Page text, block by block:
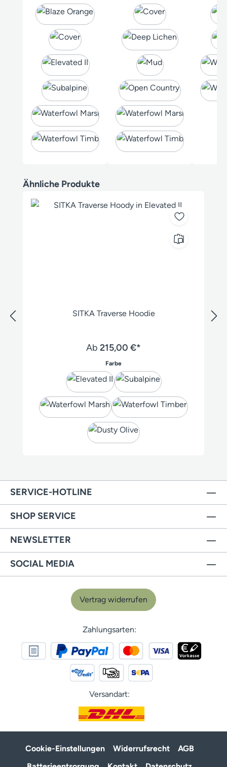
Produktgalerie überspringen
Ähnliche Produkte
SITKA Traverse Hoodie
Ab 215,00 €*
Farbeauswählen
SERVICE-HOTLINE
SHOP SERVICE
NEWSLETTER
SOCIAL MEDIA
Vertrag widerrufen
Zahlungsarten:
Versandart:
Cookie-Einstellungen Widerrufsrecht
AGB